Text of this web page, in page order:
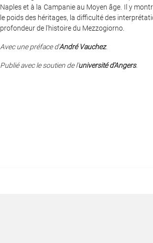
Naples et à la Campanie au Moyen âge. Il y
le poids des héritages, la difficulté des
profondeur de l'histoire du Mezzogiorno.
Avec une préface d'André Vauchez.
Publié avec le soutien de l'université d'Angers.